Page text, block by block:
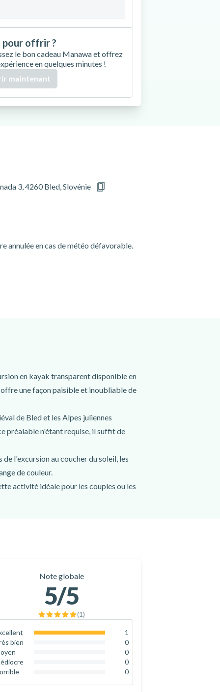
pour offrir ?
le bon cadeau Manawa et offrez
en quelques minutes !
maintenant
3, 4260 Bled, Slovénie
annulée en cas de météo défavorable.
en kayak transparent disponible en
une façon paisible et inoubliable de
de Bled et les Alpes juliennes
préalable n'étant requise, il suffit de
l'excursion au coucher du soleil, les
de couleur.
activité idéale pour les couples ou les
Note globale
5/5
(1)
1
bien
0
0
0
0